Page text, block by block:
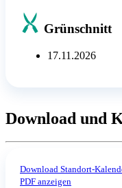
Grünschnitt
17.11.2026
Download und
Download Standort-
PDF anzeigen